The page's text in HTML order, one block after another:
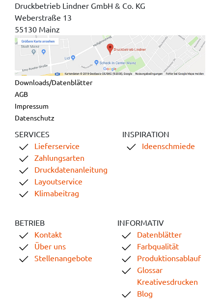
Druckbetrieb Lindner GmbH & Co. KG
Weberstraße 13
55130 Mainz
Downloads/Datenblätter
AGB
Impressum
Datenschutz
SERVICES
Lieferservice
Zahlungsarten
Druckdatenanleitung
Layoutservice
Klimabeitrag
INSPIRATION
Ideenschmiede
BETRIEB
Kontakt
Über uns
Stellenangebote
INFORMATIV
Datenblätter
Farbqualität
Produktionsablauf
Glossar
Kreativesdrucken
Blog